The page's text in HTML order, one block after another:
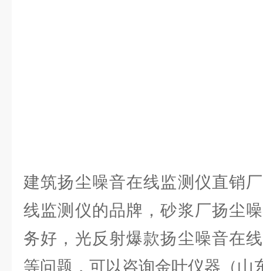
建筑扬尘噪音在线监测仪直销
线监测仪的品牌，砂浆厂扬尘
务好，光反射爆款扬尘噪音在
等问题，可以咨询金叶仪器（山